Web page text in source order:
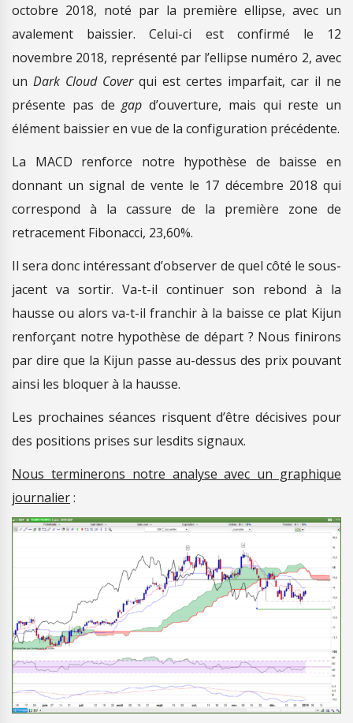
octobre 2018, noté par la première ellipse, avec un
avalement baissier. Celui-ci est confirmé le 12
novembre 2018, représenté par l’ellipse numéro 2, avec
un Dark Cloud Cover qui est certes imparfait, car il ne
présente pas degap d’ouverture, mais qui reste un
élément baissier en vue de la configuration précédente.
La MACD renforce notre hypothèse de baisse en
donnant un signal de vente le 17 décembre 2018 qui
correspond à la cassure de la première zone de
retracement Fibonacci, 23,60%.
Il sera donc intéressant d’observer de quel côté le sous-
jacent va sortir. Va-t-il continuer son rebond à la
hausse ou alors va-t-il franchir à la baisse ce plat Kijun
renforçant notre hypothèse de départ ? Nous finirons
par dire que la Kijun passe au-dessus des prix pouvant
ainsi les bloquer à la hausse.
Les prochaines séances risquent d’être décisives pour
des positions prises sur lesdits signaux.
Nous terminerons notre analyse avec un graphique
journalier: